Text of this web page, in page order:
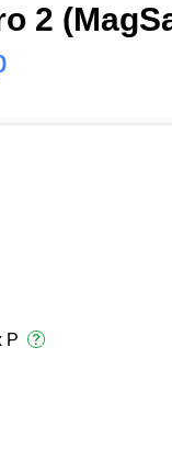
2
Р